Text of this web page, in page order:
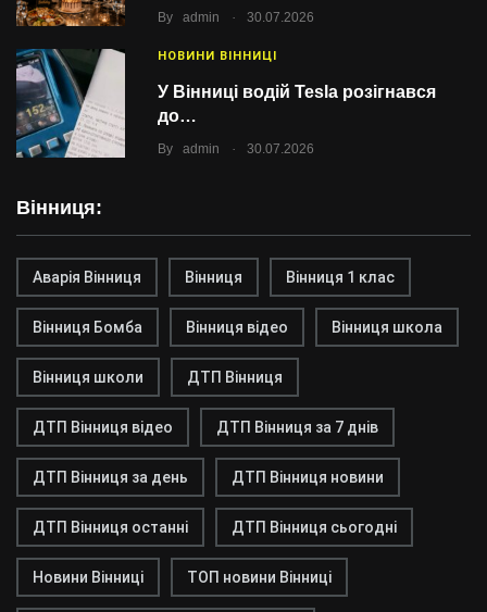
By admin . 30.07.2026
НОВИНИ ВІННИЦІ
У Вінниці водій Tesla розігнався
до…
By admin . 30.07.2026
Вінниця:
Аварія Вінниця Вінниця Вінниця 1 клас
Вінниця Бомба Вінниця відео Вінниця школа
Вінниця школи ДТП Вінниця
ДТП Вінниця відео ДТП Вінниця за 7 днів
ДТП Вінниця за день ДТП Вінниця новини
ДТП Вінниця останні ДТП Вінниця сьогодні
Новини Вінниці ТОП новини Вінниці